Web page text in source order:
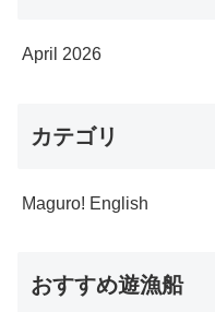
April 2026
カテゴリ
Maguro! English
おすすめ遊漁船